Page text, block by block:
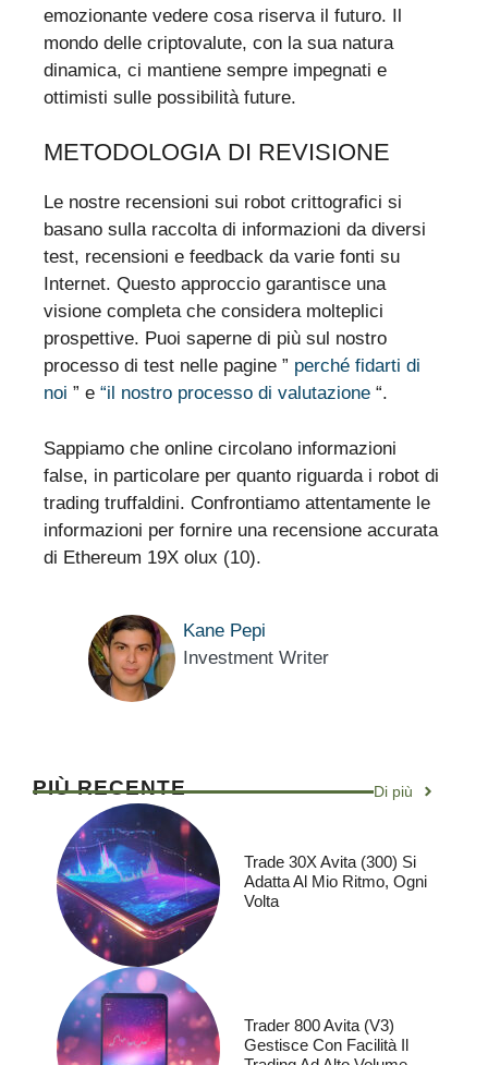
emozionante vedere cosa riserva il futuro. Il
mondo delle criptovalute, con la sua natura
dinamica, ci mantiene sempre impegnati e
ottimisti sulle possibilità future.
METODOLOGIA DI REVISIONE
Le nostre recensioni sui robot crittografici si
basano sulla raccolta di informazioni da diversi
test, recensioni e feedback da varie fonti su
Internet. Questo approccio garantisce una
visione completa che considera molteplici
prospettive. Puoi saperne di più sul nostro
processo di test nelle pagine ” perché fidarti di
noi ” e “il nostro processo di valutazione “.
Sappiamo che online circolano informazioni
false, in particolare per quanto riguarda i robot di
trading truffaldini. Confrontiamo attentamente le
informazioni per fornire una recensione accurata
di Ethereum 19X olux (10).
Kane Pepi
Investment Writer
PIÙ RECENTE Di più
Trade 30X Avita (300) Si
Adatta Al Mio Ritmo, Ogni
Volta
Trader 800 Avita (V3)
Gestisce Con Facilità Il